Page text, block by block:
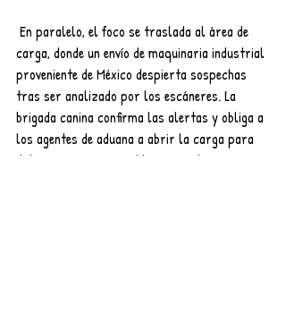
carga, donde un envío de maquinaria industrial
proveniente de México despierta sospechas
tras ser analizado por los escáneres. La
brigada canina confirma las alertas y obliga a
los agentes de aduana a abrir la carga para
determinar qué se oculta en su interior.